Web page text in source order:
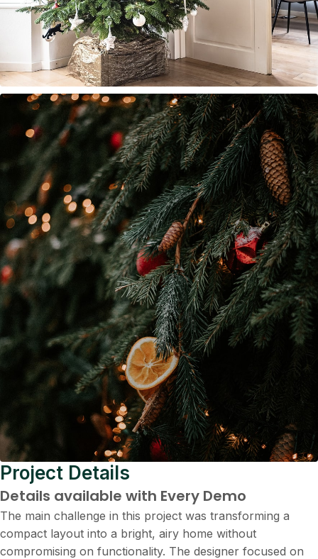
Project Details
Details available with Every Demo
The main challenge in this project was transforming a
compact layout into a bright, airy home without
compromising on functionality. The designer focused on